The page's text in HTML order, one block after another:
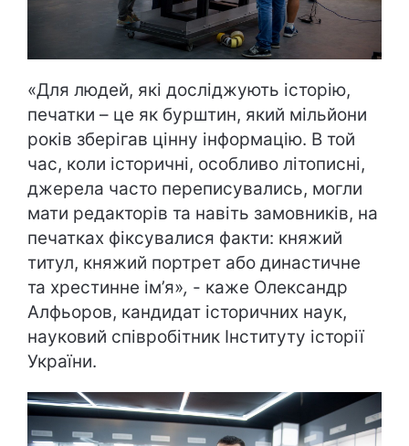
«Для людей, які досліджують історію,
печатки – це як бурштин, який мільйони
років зберігав цінну інформацію. В той
час, коли історичні, особливо літописні,
джерела часто переписувались, могли
мати редакторів та навіть замовників, на
печатках фіксувалися факти: княжий
титул, княжий портрет або династичне
та хрестинне ім’я», - каже Олександр
Алфьоров, кандидат історичних наук,
науковий співробітник Інституту історії
України.